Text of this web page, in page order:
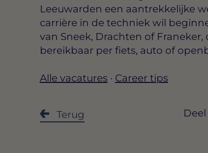
Leeuwarden een aantrekkelijke
carrière in de techniek wil
van Sneek, Drachten of
bereikbaar per fiets, auto of
Alle vacatures · Career tips
Terug